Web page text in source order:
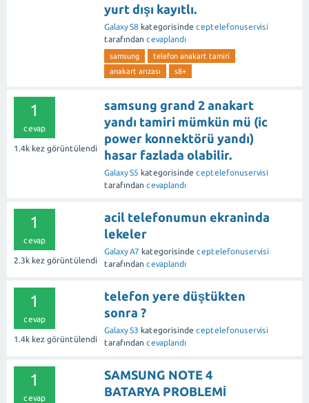
yurt dışı kayıtlı.
Galaxy S8 kategorisinde ceptelefonuservisi
tarafından cevaplandı
samsung
telefon anakart tamiri
anakart arızası
s8+
1
cevap
1.4k kez görüntülendi
samsung grand 2 anakart
yandı tamiri mümkün mü (ic
power konnektörü yandı)
hasar fazlada olabilir.
Galaxy S5 kategorisinde ceptelefonuservisi
tarafından cevaplandı
1
cevap
2.3k kez görüntülendi
acil telefonumun ekraninda
lekeler
Galaxy A7 kategorisinde ceptelefonuservisi
tarafından cevaplandı
1
cevap
1.4k kez görüntülendi
telefon yere düştükten
sonra ?
Galaxy S3 kategorisinde ceptelefonuservisi
tarafından cevaplandı
1
cevap
SAMSUNG NOTE 4
BATARYA PROBLEMİ